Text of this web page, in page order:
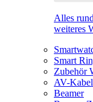
Alles
weiteres
Smart
Zubehör
AV-
Beamer